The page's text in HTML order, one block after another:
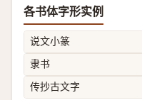
各书体字形实例
说文小篆
隶书
传抄古文字